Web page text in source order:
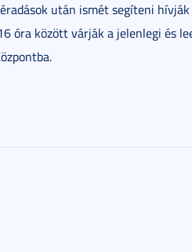
után ismét segíteni
óra között várják a jelenlegi és